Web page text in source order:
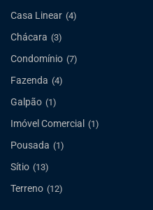
Casa Linear (4)
Chácara (3)
Condomínio (7)
Fazenda (4)
Galpão (1)
Imóvel Comercial (1)
Pousada (1)
Sítio (13)
Terreno (12)